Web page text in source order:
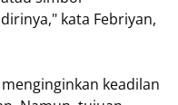
kata Febriyan,
keadilan